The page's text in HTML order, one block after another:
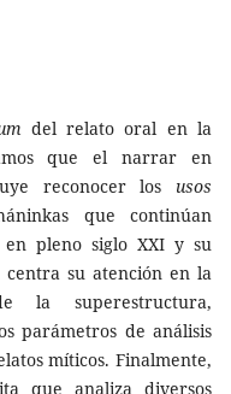
del relato oral en la
que el narrar en
reconocer los usos
que continúan
en pleno siglo XXI y su
su atención en la
la superestructura,
parámetros de análisis
míticos. Finalmente,
que analiza diversos